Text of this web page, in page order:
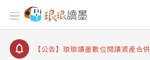
【公告】因 Readmoo 讀墨系統維
停部分閱讀服務
【公告】琅琅讀墨書櫃開通常見問題